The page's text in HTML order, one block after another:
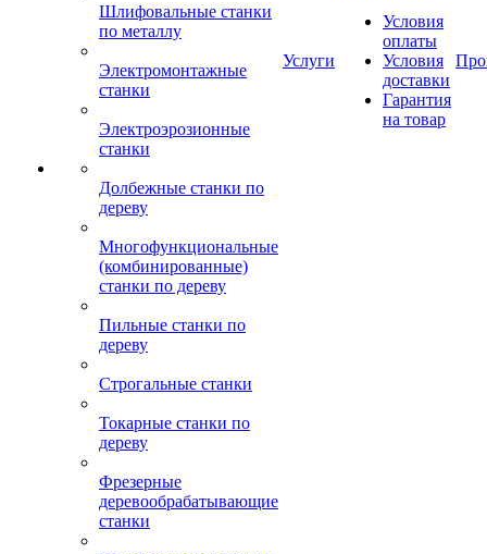
Шлифовальные станки
по металлу
Электромонтажные
станки
Электроэрозионные
станки
Долбежные станки по
дереву
Многофункциональные
(комбинированные)
станки по дереву
Пильные станки по
дереву
Строгальные станки
Токарные станки по
дереву
Фрезерные
деревообрабатывающие
станки
Услуги
Условия
оплаты
Условия
доставки
Гарантия
на товар